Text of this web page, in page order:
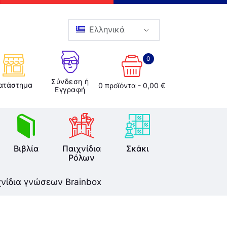
Ελληνικά
Σύνδεση ή
Εγγραφή
0 προϊόντα - 0,00 €
0
Βιβλία
Παιχνίδια
Ρόλων
Σκάκι
γνώσεων Brainbox